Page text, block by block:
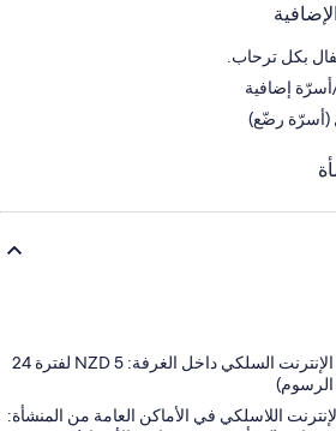
بكل ترحاب.
إضافية
(أسرّة رضّع)
رسوم استخدام الإنترنت السلكي داخل الغرفة: 5 NZD لفترة 24
الرسوم)
اللاسلكي في الأماكن العامة من المنشأة: